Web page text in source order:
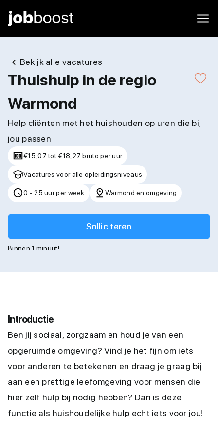
Bekijk alle vacatures
Thuishulp in de regio
Warmond
Help cliënten met het huishouden op uren die bij
jou passen
€15,07 tot €18,27 bruto per uur
Vacatures voor alle opleidingsniveaus
0 - 25 uur per week Warmond en omgeving
Solliciteren
Binnen 1 minuut!
Introductie
Ben jij sociaal, zorgzaam en houd je van een
opgeruimde omgeving? Vind je het fijn om iets
voor anderen te betekenen en draag je graag bij
aan een prettige leefomgeving voor mensen die
hier zelf hulp bij nodig hebben? Dan is deze
functie als huishoudelijke hulp echt iets voor jou!